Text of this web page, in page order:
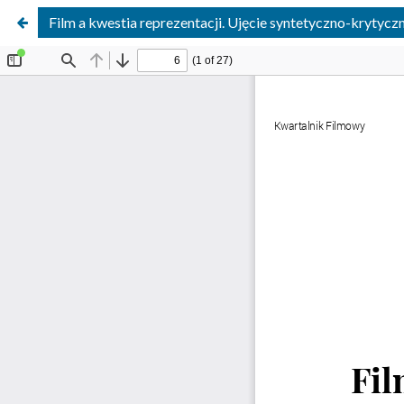
Film a kwestia reprezentacji. Ujęcie syntetyczno-